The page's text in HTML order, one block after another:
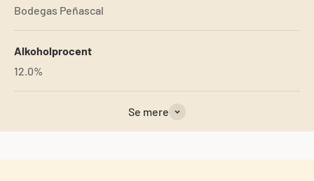
Bodegas Peñascal
Alkoholprocent
12.0%
Se mere